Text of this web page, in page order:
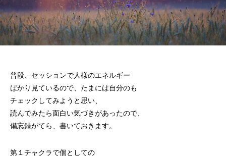
普段、セッションで人様のエネルギー
ばかり見ているので、たまには自分のも
チェックしてみようと思い、
読んでみたら面白い気づきがあったので、
備忘録がてら、書いておきます。
第１チャクラで個としての